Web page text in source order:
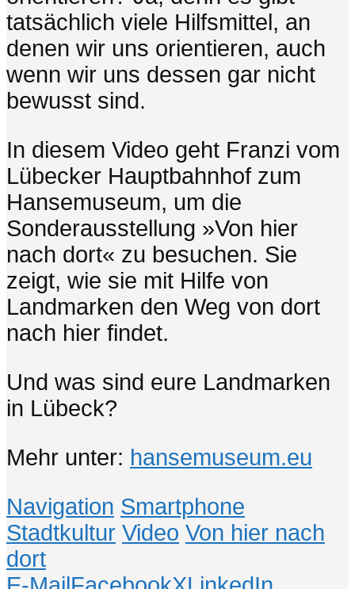
tatsächlich viele Hilfsmittel, an
denen wir uns orientieren, auch
wenn wir uns dessen gar nicht
bewusst sind.
In diesem Video geht Franzi vom
Lübecker Hauptbahnhof zum
Hansemuseum, um die
Sonderausstellung »Von hier
nach dort« zu besuchen. Sie
zeigt, wie sie mit Hilfe von
Landmarken den Weg von dort
nach hier findet.
Und was sind eure Landmarken
in Lübeck?
Mehr unter: hansemuseum.eu
Navigation Smartphone
Stadtkultur Video Von hier nach
dort